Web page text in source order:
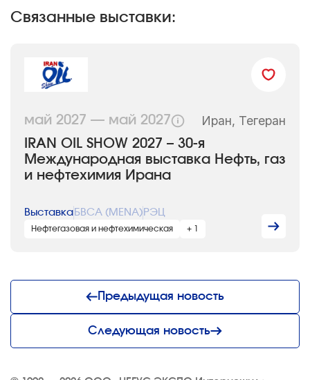
Связанные выставки:
IRAN OIL SHOW 2027 – 30-я
Международная выставка Нефть, газ
и нефтехимия Ирана
май 2027 — май 2027 Иран, Тегеран
Выставка БВСА (MENA) РЭЦ
Нефтегазовая и нефтехимическая + 1
Предыдущая новость
Следующая новость